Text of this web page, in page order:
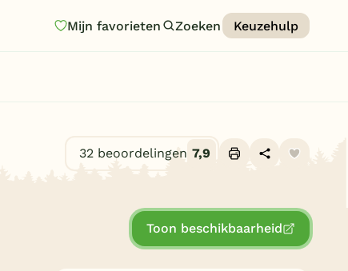
Mijn favorieten Zoeken Keuzehulp
32 beoordelingen 7,9
Toon beschikbaarheid